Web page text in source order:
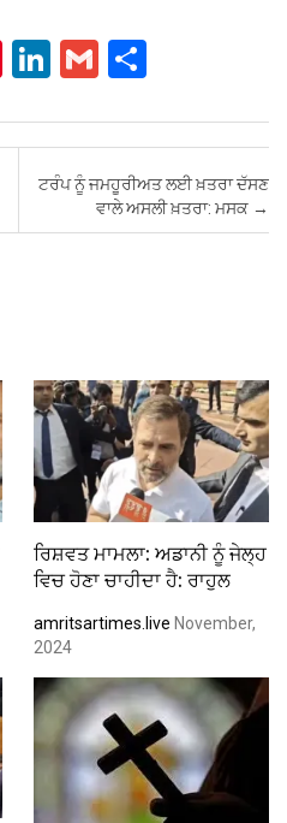
Pi
er
es
Li
ke
dI
G
ail ar
e
ਟਰੰਪ ਨੂੰ ਜਮਹੂਰੀਅਤ ਲਈ ਖ਼ਤਰਾ ਦੱਸਣ
ਵਾਲੇ ਅਸਲੀ ਖ਼ਤਰਾ: ਮਸਕ →
ਰਿਸ਼ਵਤ ਮਾਮਲਾ: ਅਡਾਨੀ ਨੂੰ ਜੇਲ੍ਹ
ਵਿਚ ਹੋਣਾ ਚਾਹੀਦਾ ਹੈ: ਰਾਹੁਲ
amritsartimes.live November,
2024